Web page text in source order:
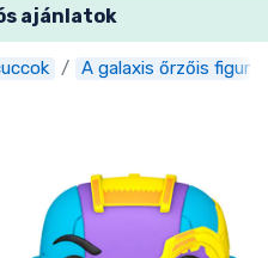
ajánlatok
A galaxis őrzőis figurák
Regisztráció